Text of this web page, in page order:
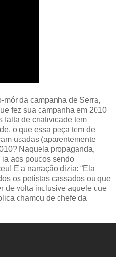
mór da campanha de Serra,
fez sua campanha em 2010
falta de criatividade tem
o que essa peça tem de
usadas (aparentemente
Naquela propaganda,
ia aos poucos sendo
E a narração dizia: “Ela
os petistas cassados ou que
de volta inclusive aquele que
chamou de chefe da